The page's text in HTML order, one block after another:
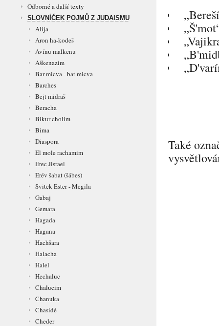
Odborné a další texty
SLOVNÍČEK POJMŮ Z JUDAISMU
Alija
Aron ha-kodeš
Avínu malkenu
Aškenazim
Bar micva - bat micva
Barches
Bejt midraš
Beracha
Bikur cholim
Bima
Diaspora
El mole rachamim
Erec Jisrael
Erév šabat (šábes)
Svitek Ester - Megila
Gabaj
Gemara
Hagada
Hagana
Hachšara
Halacha
Halel
Hechaluc
Chalucim
Chanuka
Chasidé
Cheder
Také